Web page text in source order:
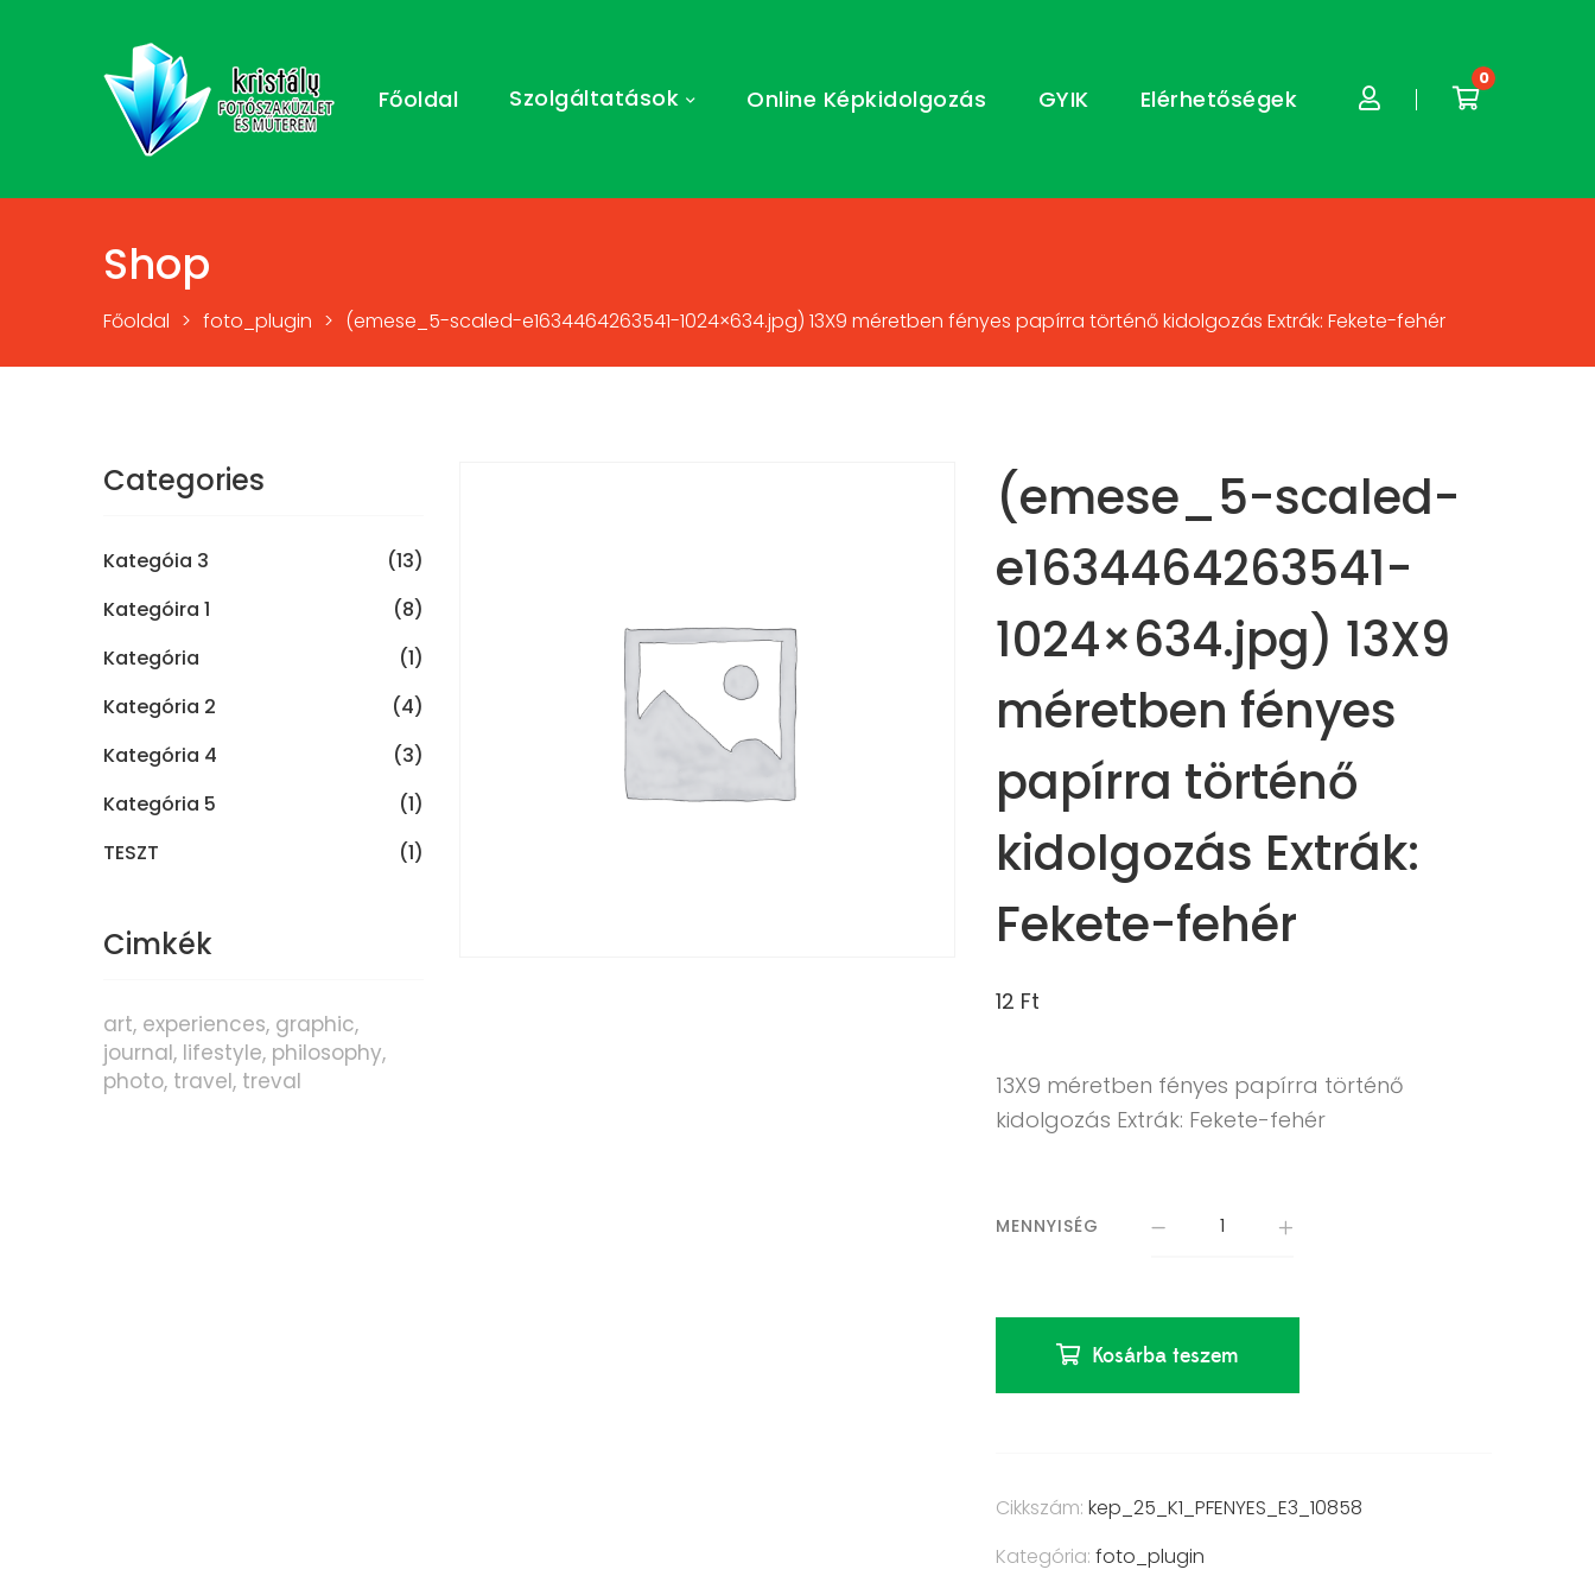
Főoldal Szolgáltatások Online Képkidolgozás GYIK Elérhetőségek
0
Shop
Főoldal > foto_plugin > (emese_5-scaled-e1634464263541-1024×634.jpg) 13X9 méretben fényes papírra történő kidolgozás Extrák: Fekete-fehér
(emese_5-scaled-
e1634464263541-
1024×634.jpg) 13X9
méretben fényes
papírra történő
kidolgozás Extrák:
Fekete-fehér
12 Ft
13X9 méretben fényes papírra történő
kidolgozás Extrák: Fekete-fehér
MENNYISÉG
Kosárba teszem
Cikkszám:kep_25_K1_PFENYES_E3_10858
Kategória:foto_plugin
Categories
Kategóia 3
(13)
Kategóira 1
(8)
Kategória
(1)
Kategória 2
(4)
Kategória 4
(3)
Kategória 5
(1)
TESZT
(1)
Cimkék
art experiences graphic
journal lifestyle philosophy
photo travel treval